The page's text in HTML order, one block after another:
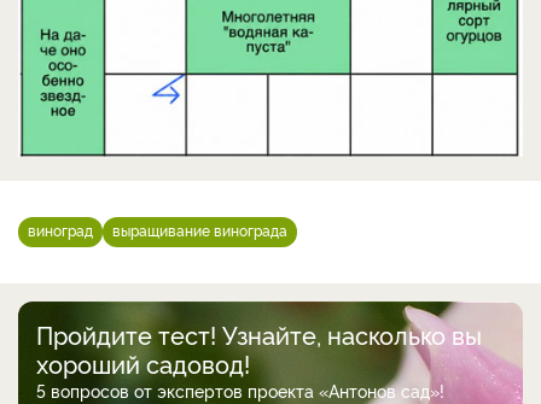
виноград выращивание винограда
Пройдите тест! Узнайте, насколько вы
хороший садовод!
5 вопросов от экспертов проекта «Антонов сад»!